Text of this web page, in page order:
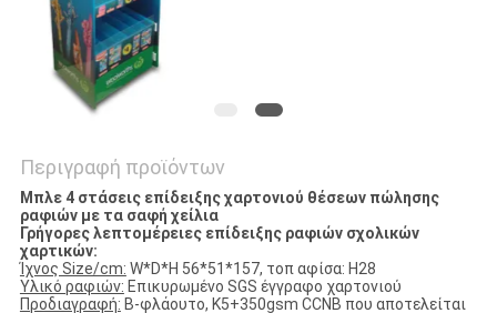
Περιγραφή προϊόντων
Μπλε 4 στάσεις επίδειξης χαρτονιού θέσεων πώλησης
ραφιών με τα σαφή χείλια
Γρήγορες λεπτομέρειες επίδειξης ραφιώνσχολικών
χαρτικών:
Ίχνος Size/cm: W*D*H 56*51*157, τοπ αφίσα: H28
Υλικό ραφιών: Επικυρωμένο SGS έγγραφο χαρτονιού
Προδιαγραφή: Β-φλάουτο, K5+350gsm CCNB που αποτελείται